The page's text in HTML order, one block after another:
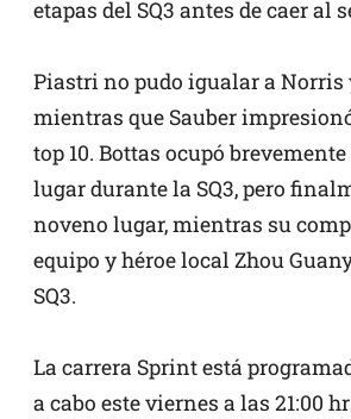
etapas del SQ3 antes de caer al
Piastri no pudo igualar a Norris
mientras que Sauber
top 10. Bottas ocupó
lugar durante la SQ3, pero
noveno lugar, mientras su
equipo y héroe local Zhou
SQ3.
La carrera Sprint está
a cabo este viernes a las 21:00